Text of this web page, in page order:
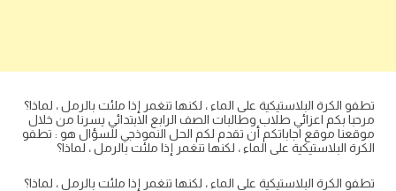
تطفو الكرة البلاستيكية على الماء ، لكنها تنغمر إذا ملئت بالرمل ، لماذا؟
مرحبا بكم اعزائي طلاب وطالبات الصف الرابع الابتدائي يسرنا من خلال
موقعنا موقع اجاباتكم أن تقدم لكم الحل النموذجي للسؤال هو : تطفو
الكرة البلاستيكية على الماء ، لكنها تنغمر إذا ملئت بالرمل ، لماذا؟
تطفو الكرة البلاستيكية على الماء ، لكنها تنغمر إذا ملئت بالرمل ، لماذا؟